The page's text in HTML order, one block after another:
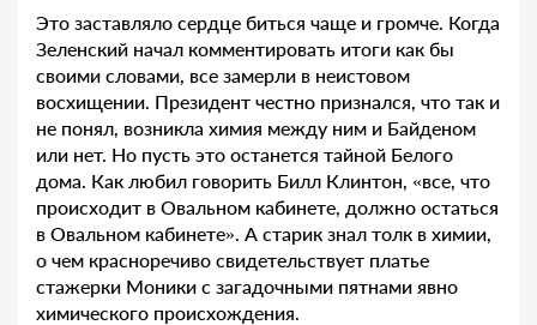
Это заставляло сердце биться чаще и громче. Когда
Зеленский начал комментировать итоги как бы
своими словами, все замерли в неистовом
восхищении. Президент честно признался, что так и
не понял, возникла химия между ним и Байденом
или нет. Но пусть это останется тайной Белого
дома. Как любил говорить Билл Клинтон, «все, что
происходит в Овальном кабинете, должно остаться
в Овальном кабинете». А старик знал толк в химии,
о чем красноречиво свидетельствует платье
стажерки Моники с загадочными пятнами явно
химического происхождения.